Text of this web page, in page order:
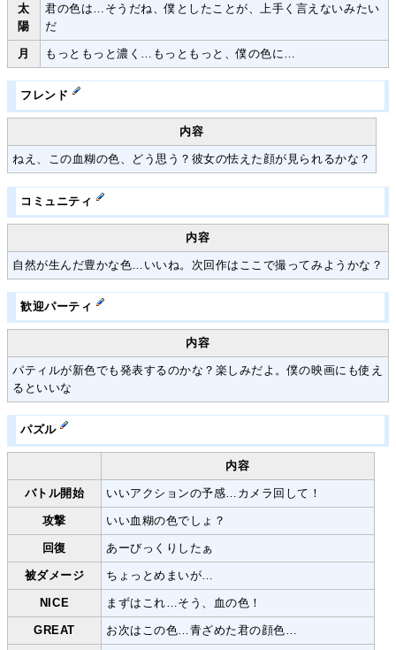
太
陽
君の色は…そうだね、僕としたことが、上手く言えないみたい
だ
月 もっともっと濃く…もっともっと、僕の色に…
フレンド
内容
ねえ、この血糊の色、どう思う？彼女の怯えた顔が見られるかな？
コミュニティ
内容
自然が生んだ豊かな色…いいね。次回作はここで撮ってみようかな？
歓迎パーティ
内容
パティルが新色でも発表するのかな？楽しみだよ。僕の映画にも使え
るといいな
パズル
内容
バトル開始 いいアクションの予感…カメラ回して！
攻撃 いい血糊の色でしょ？
回復 あーびっくりしたぁ
被ダメージ ちょっとめまいが…
NICE まずはこれ…そう、血の色！
GREAT お次はこの色…青ざめた君の顔色…